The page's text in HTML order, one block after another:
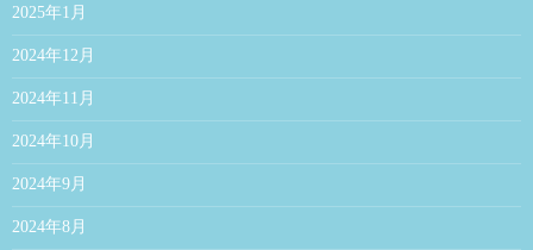
2025年1月
2024年12月
2024年11月
2024年10月
2024年9月
2024年8月